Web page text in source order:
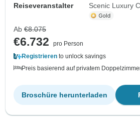
Reiseveranstalter
Scenic Luxury
Ab €8.075
€6.732
pro Person
Registrieren to unlock savings
Preis basierend auf privatem
Broschüre herunterladen